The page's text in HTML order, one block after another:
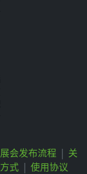
展会发布流程 | 关
式 | 使用协议